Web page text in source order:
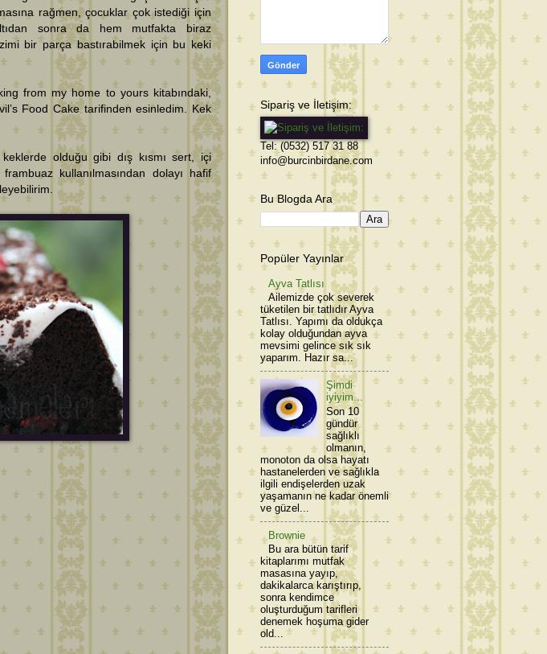
rağmen, çocuklar çok istediği için
sonra da hem mutfakta biraz
bir parça bastırabilmek için bu keki
from my home to yours kitabındaki,
Food Cake tarifinden esinledim. Kek
olduğu gibi dış kısmı sert, içi
kullanılmasından dolayı hafif
Sipariş ve İletişim:
Tel: (0532) 517 31 88
info@burcinbirdane.com
Bu Blogda Ara
Popüler Yayınlar
Ayva Tatlısı
Ailemizde çok severek
tüketilen bir tatlıdır Ayva
Tatlısı. Yapımı da oldukça
kolay olduğundan ayva
mevsimi gelince sık sık
yaparım. Hazır sa...
Şimdi
iyiyim...
Son 10
gündür
sağlıklı
olmanın,
monoton da olsa hayatı
hastanelerden ve sağlıkla
ilgili endişelerden uzak
yaşamanın ne kadar önemli
ve güzel...
Brownie
Bu ara bütün tarif
kitaplarımı mutfak
masasına yayıp,
dakikalarca karıştırıp,
sonra kendimce
oluşturduğum tarifleri
denemek hoşuma gider
old...